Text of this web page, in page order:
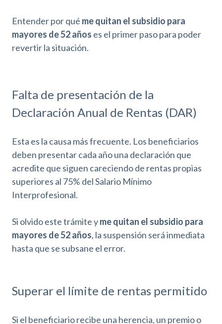
Entender por qué me quitan el subsidio para
mayores de 52 años es el primer paso para poder
revertir la situación.
Falta de presentación de la
Declaración Anual de Rentas (DAR)
Esta es la causa más frecuente. Los beneficiarios
deben presentar cada año una declaración que
acredite que siguen careciendo de rentas propias
superiores al 75% del Salario Mínimo
Interprofesional.
Si olvido este trámite yme quitan el subsidio para
mayores de 52 años, la suspensión será inmediata
hasta que se subsane el error.
Superar el límite de rentas permitido
Si el beneficiario recibe una herencia, un premio o